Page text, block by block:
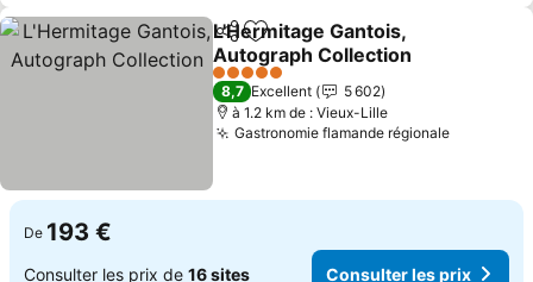
PartagerAjouter à mes favoris
L'Hermitage Gantois,
Autograph Collection
Consulter les prix
5 Étoiles
8,7 Excellent
5 602
à 1.2 km de : Vieux-Lille
Gastronomie flamande régionale
De 193 €
Consulter les prix de 16 sites Consulter les prix